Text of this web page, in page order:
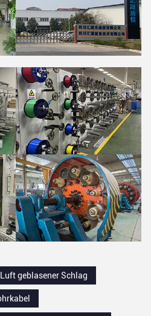
geblasener Schlag